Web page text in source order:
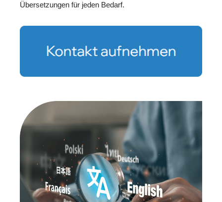
Übersetzungen für jeden Bedarf.